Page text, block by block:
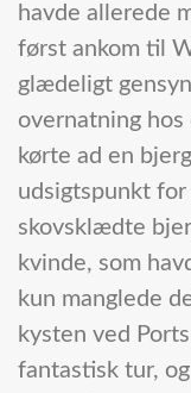
havde allerede
først ankom til
glædeligt
overnatning
kørte ad en
udsigtspunkt
skovsklædte
kvinde, som
kun manglede
kysten ved
fantastisk tur,